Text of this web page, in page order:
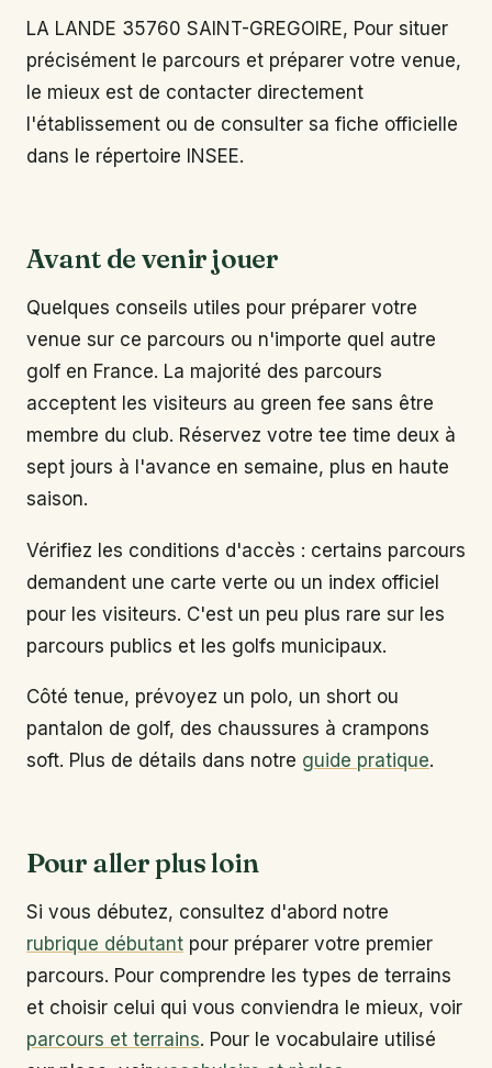
LA LANDE 35760 SAINT-GREGOIRE, Pour situer
précisément le parcours et préparer votre venue,
le mieux est de contacter directement
l'établissement ou de consulter sa fiche officielle
dans le répertoire INSEE.
Avant de venir jouer
Quelques conseils utiles pour préparer votre
venue sur ce parcours ou n'importe quel autre
golf en France. La majorité des parcours
acceptent les visiteurs au green fee sans être
membre du club. Réservez votre tee time deux à
sept jours à l'avance en semaine, plus en haute
saison.
Vérifiez les conditions d'accès : certains parcours
demandent une carte verte ou un index officiel
pour les visiteurs. C'est un peu plus rare sur les
parcours publics et les golfs municipaux.
Côté tenue, prévoyez un polo, un short ou
pantalon de golf, des chaussures à crampons
soft. Plus de détails dans notre guide pratique.
Pour aller plus loin
Si vous débutez, consultez d'abord notre
rubrique débutant pour préparer votre premier
parcours. Pour comprendre les types de terrains
et choisir celui qui vous conviendra le mieux, voir
parcours et terrains. Pour le vocabulaire utilisé